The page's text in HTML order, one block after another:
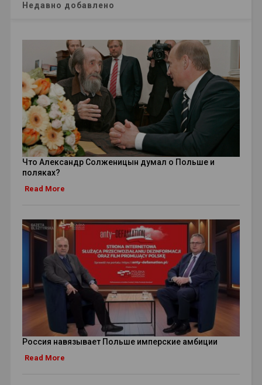
Недавно добавлено
Что Александр Солженицын думал о Польше и
поляках?
Read More
Россия навязывает Польше имперские амбиции
Read More